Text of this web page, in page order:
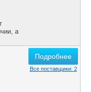
а
Подробнее
Все поставщики: 2